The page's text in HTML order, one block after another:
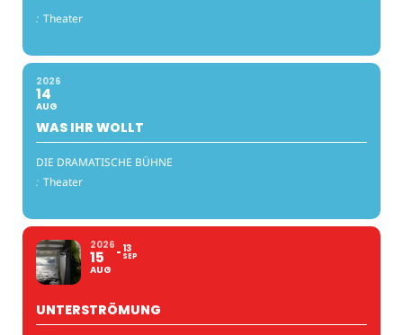
: Theater
2026
14
AUG
WAS IHR WOLLT
DIE DRAMATISCHE BÜHNE
: Theater
2026
15
AUG
13
SEP
UNTERSTRÖMUNG